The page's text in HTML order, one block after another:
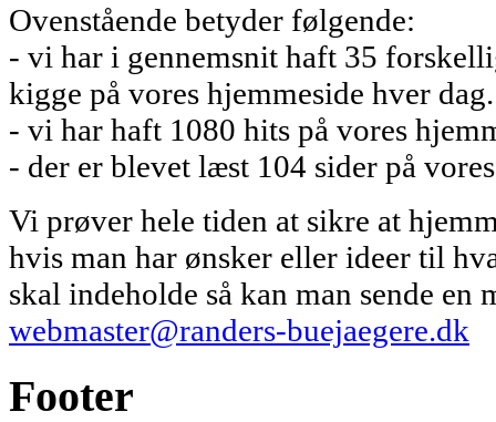
Ovenstående betyder følgende:
- vi har i gennemsnit haft 35
kigge på vores hjemmeside hver dag.
- vi har haft 1080 hits på vores
- der er blevet læst 104 sider på
Vi prøver hele tiden at sikre at
hvis man har ønsker eller ideer til
skal indeholde så kan man sende en
webmaster@randers-buejaegere.dk
Footer